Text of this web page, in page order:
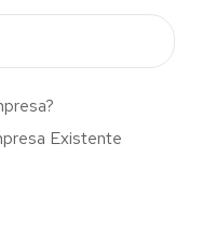
Existente